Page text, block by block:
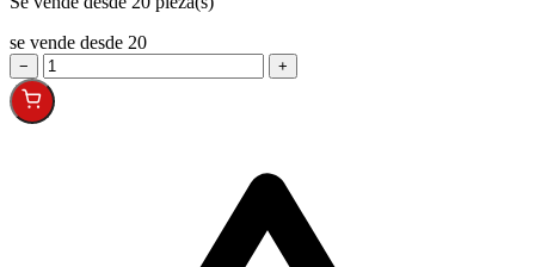
se vende desde 20
− +